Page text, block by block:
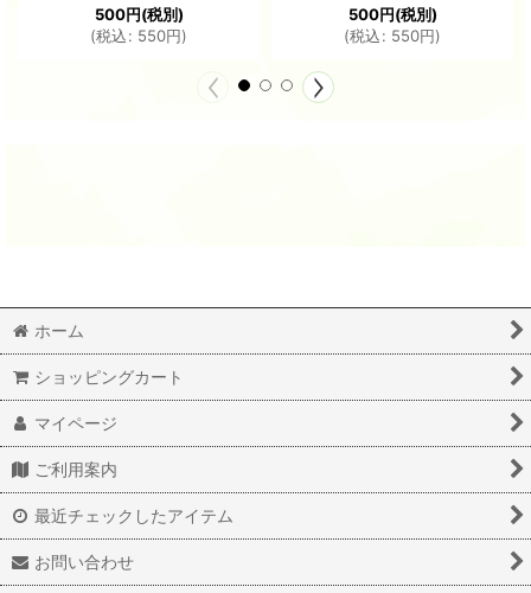
500円(税別)
(税込: 550円)
500円(税別)
(税込: 550円)
ホーム
ショッピングカート
マイページ
ご利用案内
最近チェックしたアイテム
お問い合わせ